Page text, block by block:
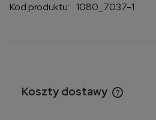
Kod produktu:
1080_7037-1
Koszty dostawy